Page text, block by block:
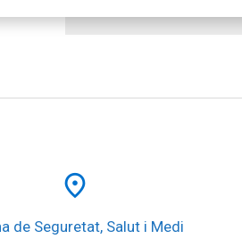
place
de Seguretat, Salut i Medi